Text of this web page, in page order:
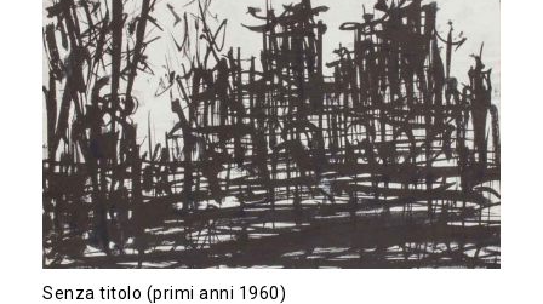
Senza titolo (primi anni 1960)